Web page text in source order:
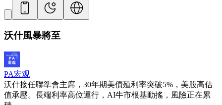
沃什風暴將至
PA宏观
沃什接任聯準會主席，30年期美債殖利率突破5%，美股高估
值承壓。長端利率高位運行，AI牛市根基動搖，風險正在累